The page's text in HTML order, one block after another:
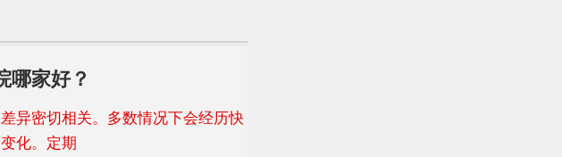
哪家好？
异密切相关。多数情况下会经历快
化。定期